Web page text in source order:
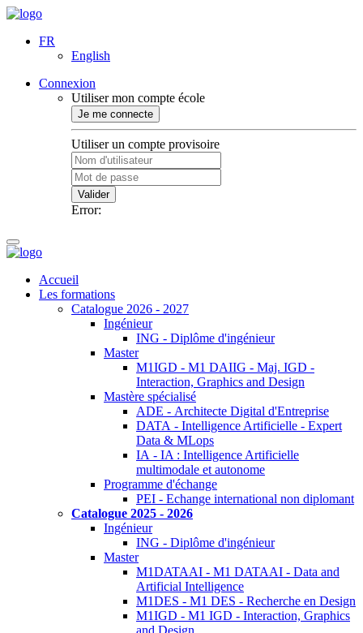
FR
English
Connexion
Utiliser mon compte école
Je me connecte
Utiliser un compte provisoire
Valider
Error:
Accueil
Les formations
Catalogue 2026 - 2027
Ingénieur
ING - Diplôme d'ingénieur
Master
M1IGD - M1 DAIIG - Maj. IGD -
Interaction, Graphics and Design
Mastère spécialisé
ADE - Architecte Digital d'Entreprise
DATA - Intelligence Artificielle - Expert
Data & MLops
IA - IA : Intelligence Artificielle
multimodale et autonome
Programme d'échange
PEI - Echange international non diplomant
Catalogue 2025 - 2026
Ingénieur
ING - Diplôme d'ingénieur
Master
M1DATAAI - M1 DATAAI - Data and
Artificial Intelligence
M1DES - M1 DES - Recherche en Design
M1IGD - M1 IGD - Interaction, Graphics
and Design